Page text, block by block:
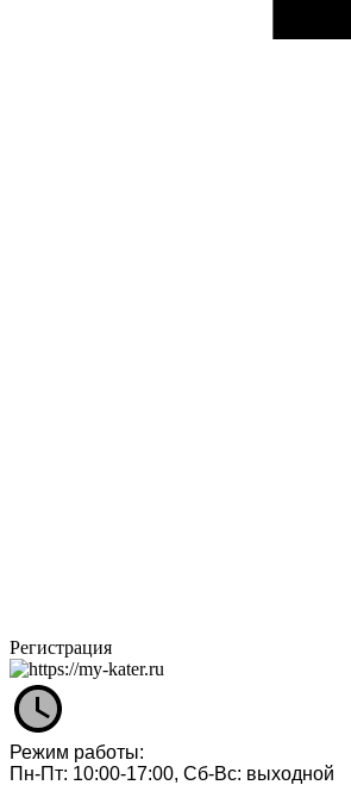
Регистрация
Режим работы:
Пн-Пт: 10:00-17:00, Сб-Вс: выходной